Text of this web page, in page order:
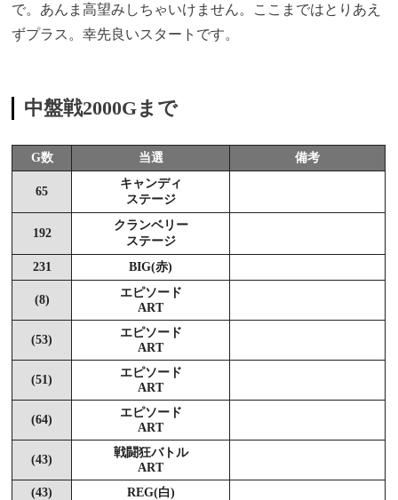
で。あんま高望みしちゃいけません。ここまではとりあえ
ずプラス。幸先良いスタートです。
中盤戦2000Gまで
G数 当選 備考
65
キャンディ
ステージ
192
クランベリー
ステージ
231
BIG(赤)
(8)
エピソード
ART
(53)
エピソード
ART
(51)
エピソード
ART
(64)
エピソード
ART
(43)
戦闘狂バトル
ART
(43)
REG(白)